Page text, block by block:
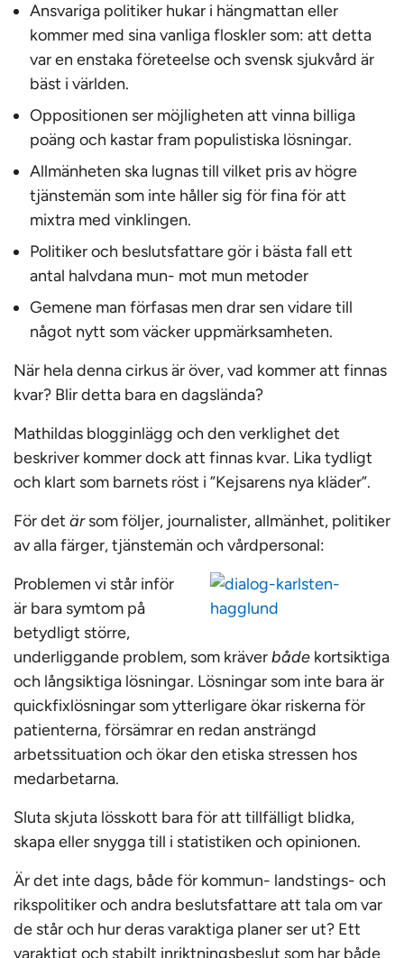
Ansvariga politiker hukar i hängmattan eller
kommer med sina vanliga floskler som: att detta
var en enstaka företeelse och svensk sjukvård är
bäst i världen.
Oppositionen ser möjligheten att vinna billiga
poäng och kastar fram populistiska lösningar.
Allmänheten ska lugnas till vilket pris av högre
tjänstemän som inte håller sig för fina för att
mixtra med vinklingen.
Politiker och beslutsfattare gör i bästa fall ett
antal halvdana mun- mot mun metoder
Gemene man förfasas men drar sen vidare till
något nytt som väcker uppmärksamheten.
När hela denna cirkus är över, vad kommer att finnas
kvar? Blir detta bara en dagslända?
Mathildas blogginlägg och den verklighet det
beskriver kommer dock att finnas kvar. Lika tydligt
och klart som barnets röst i ”Kejsarens nya kläder”.
För det ärsom följer, journalister, allmänhet, politiker
av alla färger, tjänstemän och vårdpersonal:
Problemen vi står inför
är bara symtom på
betydligt större,
underliggande problem, som kräverbåde kortsiktiga
och långsiktiga lösningar. Lösningar som inte bara är
quickfixlösningar som ytterligare ökar riskerna för
patienterna, försämrar en redan ansträngd
arbetssituation och ökar den etiska stressen hos
medarbetarna.
Sluta skjuta lösskott bara för att tillfälligt blidka,
skapa eller snygga till i statistiken och opinionen.
Är det inte dags, både för kommun- landstings- och
rikspolitiker och andra beslutsfattare att tala om var
de står och hur deras varaktiga planer ser ut? Ett
varaktigt och stabilt inriktningsbeslut som har både